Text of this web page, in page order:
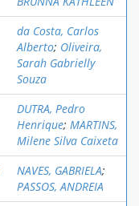
da Costa, Carlos
Alberto; Oliveira,
Sarah Gabrielly
Souza
DUTRA, Pedro
Henrique; MARTINS,
Milene Silva Caixeta
NAVES, GABRIELA;
PASSOS, ANDREIA